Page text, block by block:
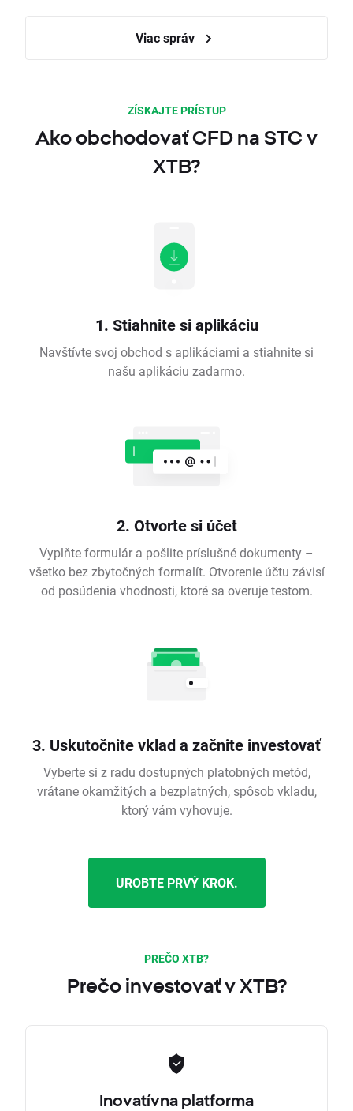
Viac správ
ZÍSKAJTE PRÍSTUP
Ako obchodovať CFD na STC v
XTB?
1. Stiahnite si aplikáciu
Navštívte svoj obchod s aplikáciami a stiahnite si
našu aplikáciu zadarmo.
2. Otvorte si účet
Vyplňte formulár a pošlite príslušné dokumenty –
všetko bez zbytočných formalít. Otvorenie účtu závisí
od posúdenia vhodnosti, ktoré sa overuje testom.
3. Uskutočnite vklad a začnite investovať
Vyberte si z radu dostupných platobných metód,
vrátane okamžitých a bezplatných, spôsob vkladu,
ktorý vám vyhovuje.
UROBTE PRVÝ KROK.
PREČO XTB?
Prečo investovať v XTB?
Inovatívna platforma